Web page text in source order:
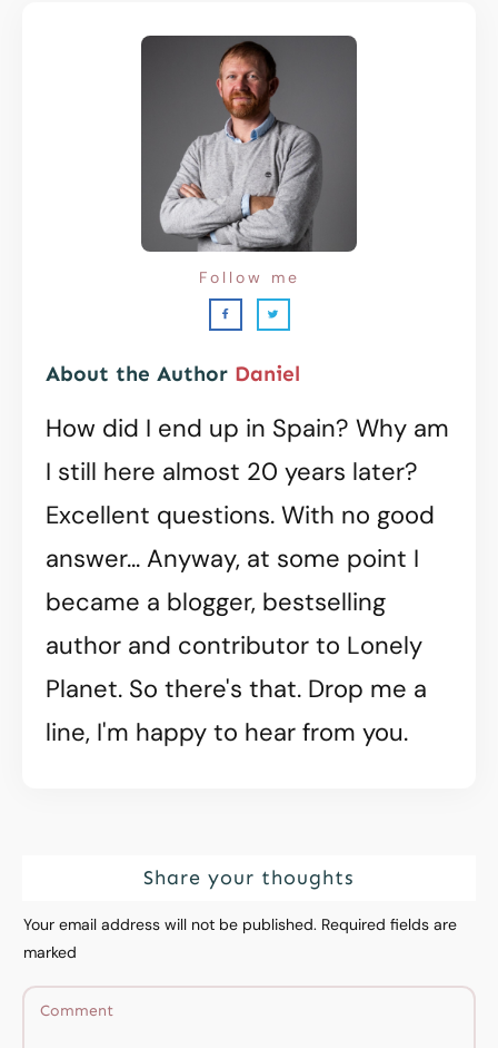
About the Author Daniel
How did I end up in Spain? Why am
I still here almost 20 years later?
Excellent questions. With no good
answer... Anyway, at some point I
became a blogger, bestselling
author and contributor to Lonely
Planet. So there's that. Drop me a
line, I'm happy to hear from you.
Follow me
Share your thoughts
Your email address will not be published. Required fields are
marked